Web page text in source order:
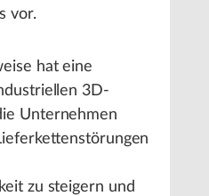
vor.
hat eine
3D-
Unternehmen
zu steigern und